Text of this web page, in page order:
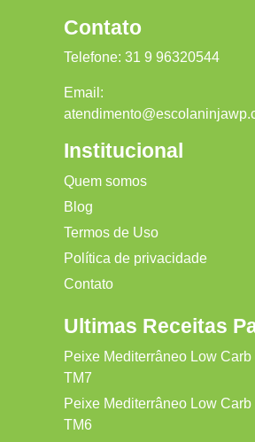
Contato
Telefone: 31 9 96320544
Email:
Institucional
Quem somos
Blog
Termos de Uso
Política de privacidade
Contato
Ultimas Receitas
Peixe Mediterrâneo Low
TM7
Peixe Mediterrâneo Low
TM6